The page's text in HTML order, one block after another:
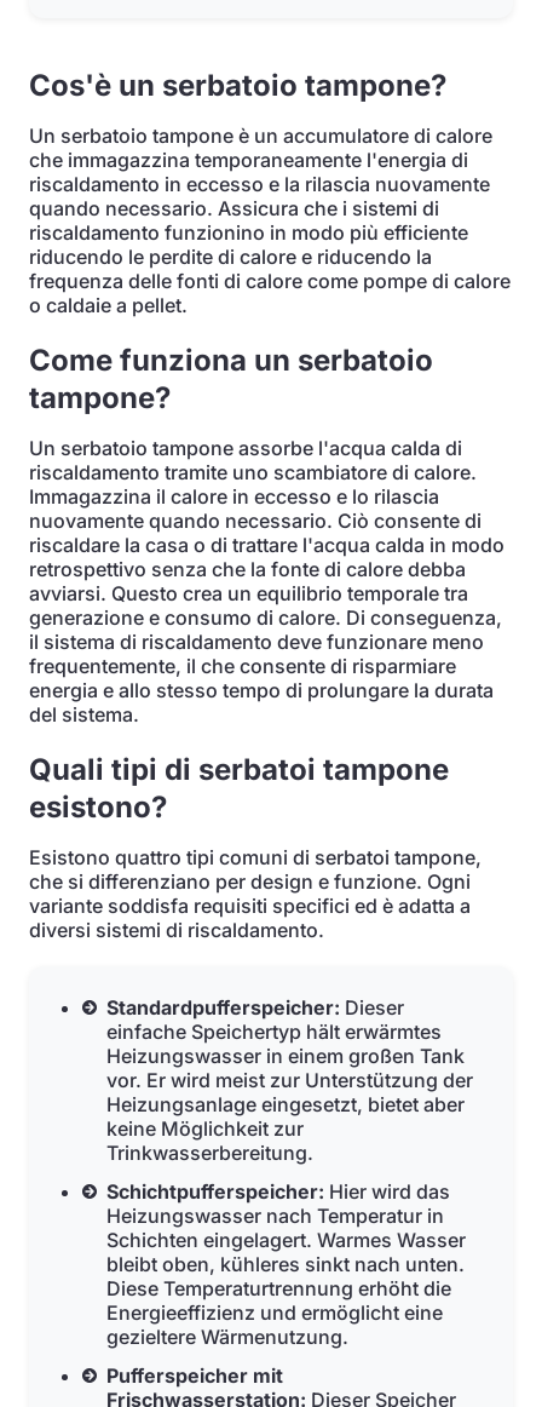
Cos'è un serbatoio tampone?
Un serbatoio tampone è un accumulatore di calore
che immagazzina temporaneamente l'energia di
riscaldamento in eccesso e la rilascia nuovamente
quando necessario. Assicura che i sistemi di
riscaldamento funzionino in modo più efficiente
riducendo le perdite di calore e riducendo la
frequenza delle fonti di calore come pompe di calore
o caldaie a pellet.
Come funziona un serbatoio
tampone?
Un serbatoio tampone assorbe l'acqua calda di
riscaldamento tramite uno scambiatore di calore.
Immagazzina il calore in eccesso e lo rilascia
nuovamente quando necessario. Ciò consente di
riscaldare la casa o di trattare l'acqua calda in modo
retrospettivo senza che la fonte di calore debba
avviarsi. Questo crea un equilibrio temporale tra
generazione e consumo di calore. Di conseguenza,
il sistema di riscaldamento deve funzionare meno
frequentemente, il che consente di risparmiare
energia e allo stesso tempo di prolungare la durata
del sistema.
Quali tipi di serbatoi tampone
esistono?
Esistono quattro tipi comuni di serbatoi tampone,
che si differenziano per design e funzione. Ogni
variante soddisfa requisiti specifici ed è adatta a
diversi sistemi di riscaldamento.
Standardpufferspeicher: Dieser
einfache Speichertyp hält erwärmtes
Heizungswasser in einem großen Tank
vor. Er wird meist zur Unterstützung der
Heizungsanlage eingesetzt, bietet aber
keine Möglichkeit zur
Trinkwasserbereitung.
Schichtpufferspeicher: Hier wird das
Heizungswasser nach Temperatur in
Schichten eingelagert. Warmes Wasser
bleibt oben, kühleres sinkt nach unten.
Diese Temperaturtrennung erhöht die
Energieeffizienz und ermöglicht eine
gezieltere Wärmenutzung.
Pufferspeicher mit
Frischwasserstation: Dieser Speicher